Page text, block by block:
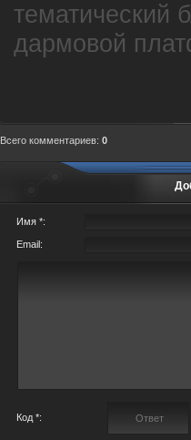
тематический
дармовой
Всего комментариев: 0
Имя *:
Email:
Код *: